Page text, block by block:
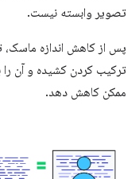
تصویر وابسته نیست.
ممکن کاهش دهد.